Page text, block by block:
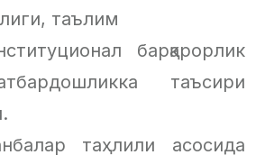
таълим
барқарорлик
таъсири
таҳлили асосида